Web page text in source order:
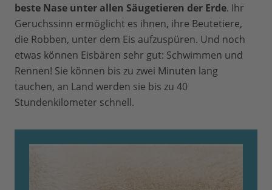
beste Nase unter allen Säugetieren der Erde. Ihr
Geruchssinn ermöglicht es ihnen, ihre Beutetiere,
die Robben, unter dem Eis aufzuspüren. Und noch
etwas können Eisbären sehr gut: Schwimmen und
Rennen! Sie können bis zu zwei Minuten lang
tauchen, an Land werden sie bis zu 40
Stundenkilometer schnell.